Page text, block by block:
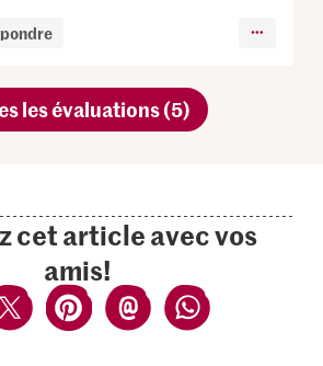
les évaluations (5)
cet article avec vos
amis!